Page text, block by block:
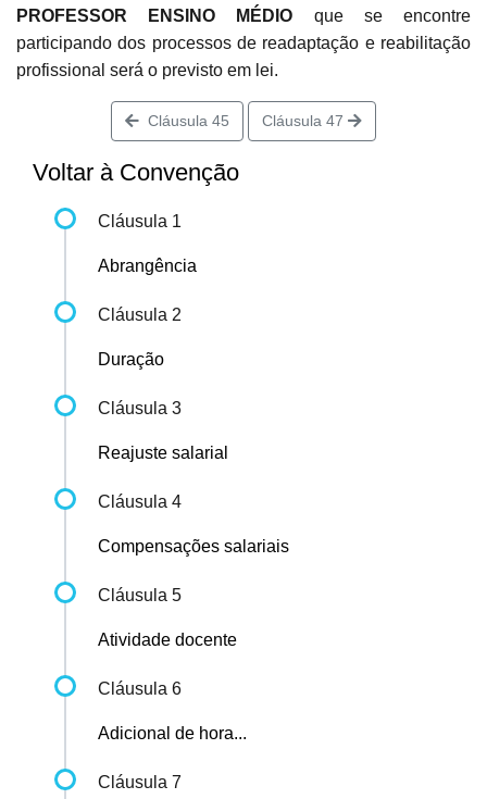
PROFESSOR ENSINO MÉDIO que se encontre
participando dos processos de readaptação e reabilitação
profissional será o previsto em lei.
Cláusula 45 Cláusula 47
Voltar à Convenção
Cláusula 1
Abrangência
Cláusula 2
Duração
Cláusula 3
Reajuste salarial
Cláusula 4
Compensações salariais
Cláusula 5
Atividade docente
Cláusula 6
Adicional de hora...
Cláusula 7